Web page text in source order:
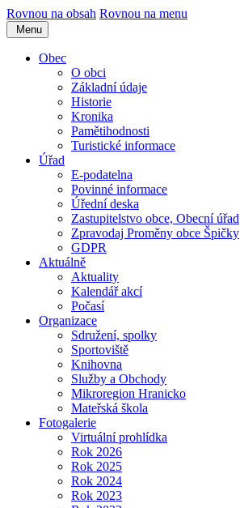
Rovnou na obsah Rovnou na menu
Menu
Obec
O obci
Základní údaje
Historie
Kronika
Pamětihodnosti
Turistické informace
Úřad
E-podatelna
Povinné informace
Úřední deska
Zastupitelstvo obce, Obecní úřad
Zpravodaj Proměny obce Špičky
GDPR
Aktuálně
Aktuality
Kalendář akcí
Počasí
Organizace
Sdružení, spolky
Sportoviště
Knihovna
Služby a Obchody
Mikroregion Hranicko
Mateřská škola
Fotogalerie
Virtuální prohlídka
Rok 2026
Rok 2025
Rok 2024
Rok 2023